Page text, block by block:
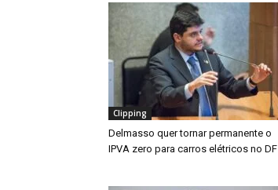
Clipping
Delmasso quer tornar permanente o
IPVA zero para carros elétricos no DF